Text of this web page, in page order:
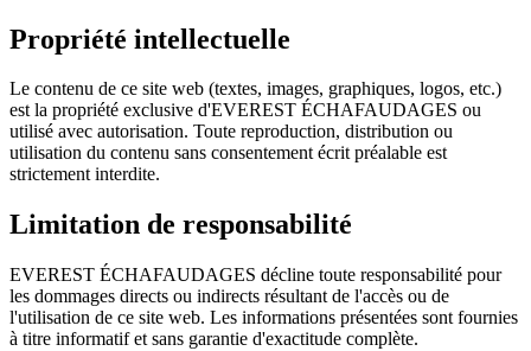
Propriété intellectuelle
Le contenu de ce site web (textes, images, graphiques, logos, etc.)
est la propriété exclusive d'EVEREST ÉCHAFAUDAGES ou
utilisé avec autorisation. Toute reproduction, distribution ou
utilisation du contenu sans consentement écrit préalable est
strictement interdite.
Limitation de responsabilité
EVEREST ÉCHAFAUDAGES décline toute responsabilité pour
les dommages directs ou indirects résultant de l'accès ou de
l'utilisation de ce site web. Les informations présentées sont fournies
à titre informatif et sans garantie d'exactitude complète.